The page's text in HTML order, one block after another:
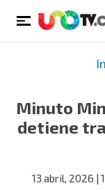
Minuto
detiene
13 abril, 2026 |